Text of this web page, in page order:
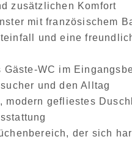
zusätzlichen Komfort
mit französischem
und eine
WC im
und den Alltag
modern gefliestes
der sich